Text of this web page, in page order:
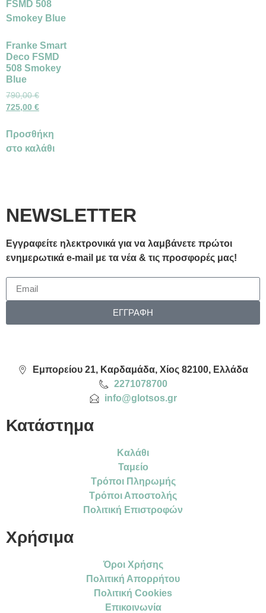
Franke Smart
Deco FSMD
508 Smokey
Blue
790,00€
725,00 €
Προσθήκη
στο καλάθι
NEWSLETTER
Εγγραφείτε ηλεκτρονικά για να λαμβάνετε πρώτοι
ενημερωτικά e-mail με τα νέα & τις προσφορές μας!
ΕΓΓΡΑΦΗ
Εμπορείου 21, Καρδαμάδα, Χίος 82100, Ελλάδα
2271078700
info@glotsos.gr
Κατάστημα
Καλάθι
Ταμείο
Τρόποι Πληρωμής
Τρόποι Αποστολής
Πολιτική Επιστροφών
Χρήσιμα
Όροι Χρήσης
Πολιτική Απορρήτου
Πολιτική Cookies
Επικοινωνία